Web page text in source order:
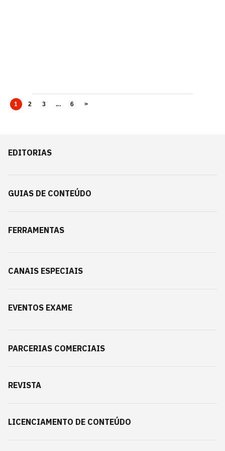
1 2 3 ... 6 >
EDITORIAS
GUIAS DE CONTEÚDO
FERRAMENTAS
CANAIS ESPECIAIS
EVENTOS EXAME
PARCERIAS COMERCIAIS
REVISTA
LICENCIAMENTO DE CONTEÚDO